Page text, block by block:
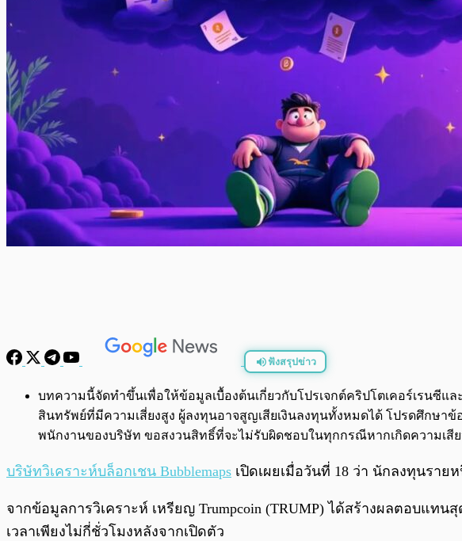
ฟังสรุปข่าว
พร้อมเล่น
บทความนี้จัดทำขึ้นเพื่อให้ข้อมูลเบื้องต้นเกี่ยวกับโปรเจกต์คริปโตเคอร์เรนซี
สินทรัพย์ที่มีความเสี่ยงสูง ผู้ลงทุนอาจสูญเสียเงินลงทุนทั้งหมดได้ โปรดศึกษา
พนักงานของบริษัท ขอสงวนสิทธิ์ที่จะไม่รับผิดชอบในทุกกรณีหากเกิดความเสี
บริษัทวิเคราะห์บล็อกเชน Bubblemaps เปิดเผยเมื่อวันที่ 18 ว่า นักลงทุนราย
จากข้อมูลการวิเคราะห์ เหรียญ Trumpcoin (TRUMP) ได้สร้างผลตอบแท
เวลาเพียงไม่กี่ชั่วโมงหลังจากเปิดตัว